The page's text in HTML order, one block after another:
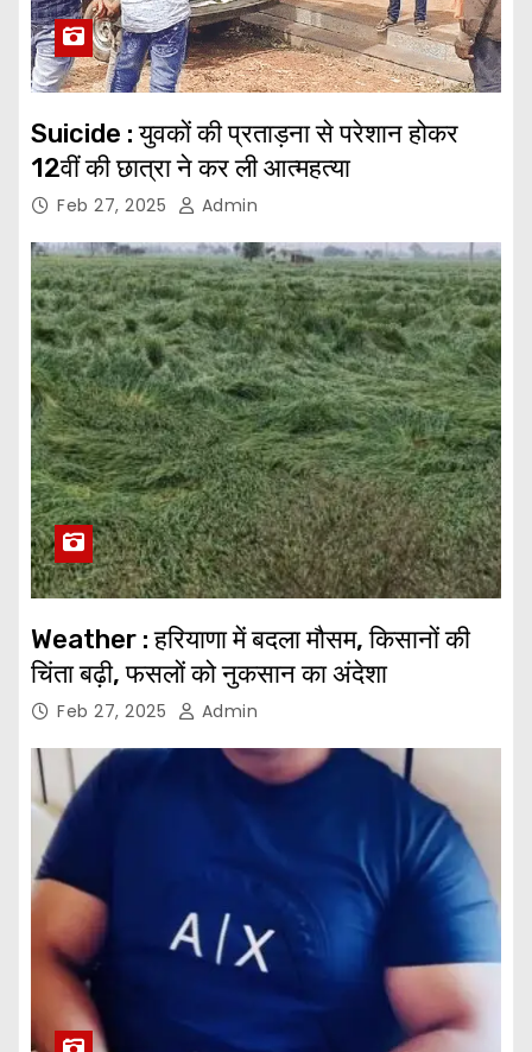
Suicide : युवकों की प्रताड़ना से परेशान होकर
12वीं की छात्रा ने कर ली आत्महत्या
Feb 27, 2025 Admin
Weather : हरियाणा में बदला मौसम, किसानों की
चिंता बढ़ी, फसलों को नुकसान का अंदेशा
Feb 27, 2025 Admin